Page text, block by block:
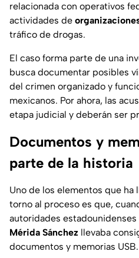
relacionada con operativos
actividades de
tráfico de drogas.
El caso forma parte de una
busca documentar posibles
del crimen organizado y
mexicanos. Por ahora, las
etapa judicial y deberán ser
Documentos y
parte de la historia
Uno de los elementos que ha
torno al proceso es que,
autoridades estadounidenses
Mérida Sánchez llevaba
documentos y memorias USB.